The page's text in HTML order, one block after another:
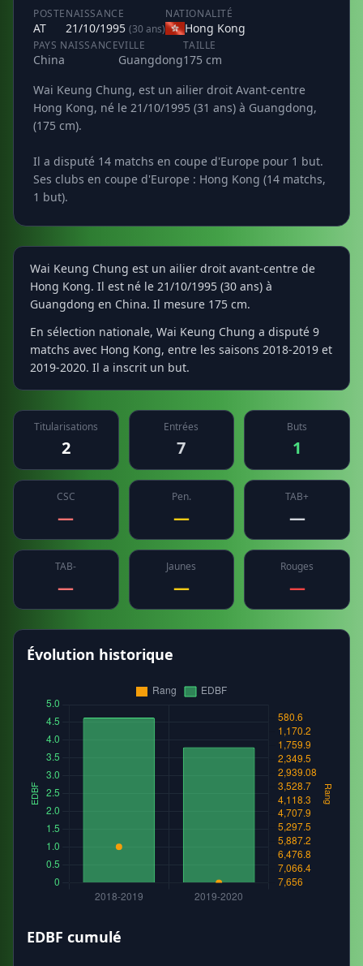
POSTE
AT
NAISSANCE
21/10/1995 (30 ans)
NATIONALITÉ
Hong Kong
PAYS NAISSANCE
China
VILLE
Guangdong
TAILLE
175 cm
Wai Keung Chung, est un ailier droit Avant-centre
Hong Kong, né le 21/10/1995 (31 ans) à Guangdong,
(175 cm).
Il a disputé 14 matchs en coupe d'Europe pour 1 but.
Ses clubs en coupe d'Europe : Hong Kong (14 matchs,
1 but).
Wai Keung Chung est un ailier droit avant-centre de
Hong Kong. Il est né le 21/10/1995 (30 ans) à
Guangdong en China. Il mesure 175 cm.
En sélection nationale, Wai Keung Chung a disputé 9
matchs avec Hong Kong, entre les saisons 2018-2019 et
2019-2020. Il a inscrit un but.
Titularisations
2
Entrées
7
Buts
1
CSC
—
Pen.
—
TAB+
—
TAB-
—
Jaunes
—
Rouges
—
Évolution historique
EDBF cumulé